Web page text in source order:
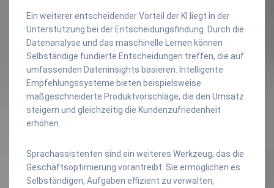
Ein weiterer entscheidender Vorteil der KI liegt in der
Unterstützung bei der Entscheidungsfindung. Durch die
Datenanalyse und das maschinelle Lernen können
Selbständige fundierte Entscheidungen treffen, die auf
umfassenden Dateninsights basieren. Intelligente
Empfehlungssysteme bieten beispielsweise
maßgeschneiderte Produktvorschläge, die den Umsatz
steigern und gleichzeitig die Kundenzufriedenheit
erhöhen.
Sprachassistenten sind ein weiteres Werkzeug, das die
Geschäftsoptimierung vorantreibt. Sie ermöglichen es
Selbständigen, Aufgaben effizient zu verwalten,